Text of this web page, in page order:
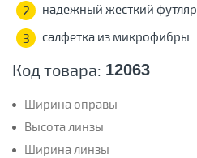
Код товара: 12063
Ширина оправы
Высота линзы
Ширина линзы
2 надежный жесткий футляр
3 салфетка из микрофибры